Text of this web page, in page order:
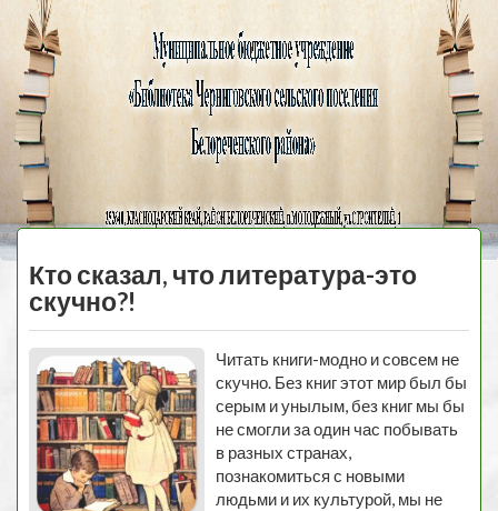
Черниговская
библиотека
МЕНЮ
Кто сказал, что литература-это
скучно?!
Читать книги-модно и совсем не
скучно. Без книг этот мир был бы
серым и унылым, без книг мы бы
не смогли за один час побывать
в разных странах,
познакомиться с новыми
людьми и их культурой, мы не